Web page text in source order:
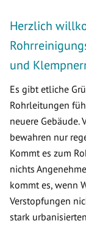
Herzlich
und
Es gibt etliche
Rohrleitungen
neuere Gebäude.
bewahren nur
Kommt es zum
nichts
kommt es, wenn
Verstopfungen
stark